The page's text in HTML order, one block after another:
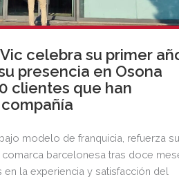
celebra su primer
presencia en Osona
clientes que han
modelo de franquicia, refuerza
barcelonesa tras doce
la experiencia y satisfacción del